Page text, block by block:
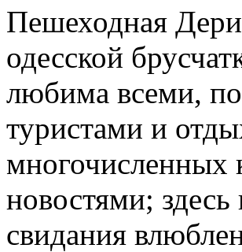
Пешеходная
одесской
любима всеми,
туристами и
многочисленных
новостями; здесь
свидания